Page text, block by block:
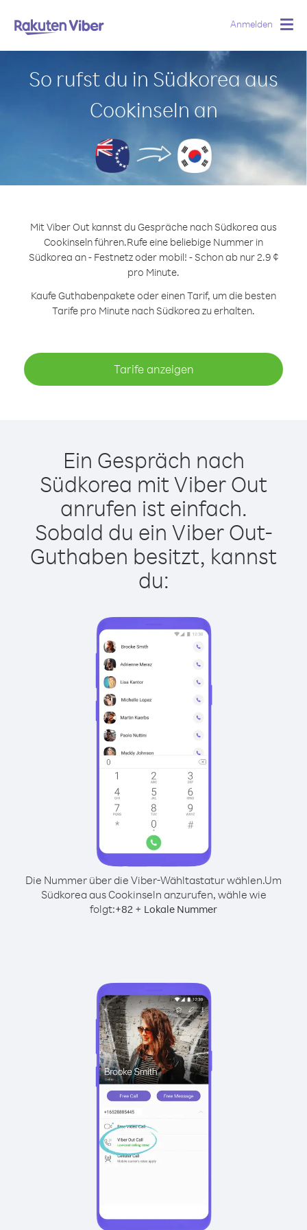
Anmelden
So rufst du in Südkorea aus
Cookinseln an
Mit Viber Out kannst du Gespräche nach Südkorea aus
Cookinseln führen.Rufe eine beliebige Nummer in
Südkorea an - Festnetz oder mobil! - Schon ab nur 2.9 ¢
pro Minute.
Kaufe Guthabenpakete oder einen Tarif, um die besten
Tarife pro Minute nach Südkorea zu erhalten.
Tarife anzeigen
Ein Gespräch nach
Südkorea mit Viber Out
anrufen ist einfach.
Sobald du ein Viber Out-
Guthaben besitzt, kannst
du:
Die Nummer über die Viber-Wähltastatur wählen.Um
Südkorea aus Cookinseln anzurufen, wähle wie
folgt:+82 + Lokale Nummer